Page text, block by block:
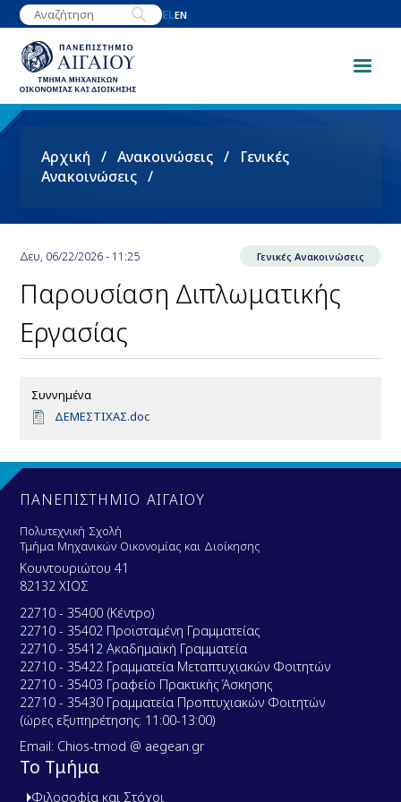
Παράκαμψη
προς
κυρίως
περιεχόμενο
ELEN
Breadcrumb
Αρχική Ανακοινώσεις
Γενικές
Ανακοινώσεις
Δευ, 06/22/2026 - 11:25 Γενικές Ανακοινώσεις
Παρουσίαση Διπλωματικής
Εργασίας
Συννημένα
D
u
e
n
t
ΔΕΜΕΣΤΙΧΑΣ.doc
ΠΑΝΕΠΙΣΤΗΜΙΟ ΑΙΓΑΙΟΥ
Πολυτεχνική Σχολή
Τμήμα Μηχανικών Οικονομίας και Διοίκησης
Κουντουριώτου 41
82132 ΧΙΟΣ
22710 - 35400 (Κέντρο)
22710 - 35402 Προϊσταμένη Γραμματείας
22710 - 35412 Ακαδημαϊκή Γραμματεία
22710 - 35422 Γραμματεία Μεταπτυχιακών Φοιτητών
22710 - 35403 Γραφείο Πρακτικής Άσκησης
22710 - 35430 Γραμματεία Προπτυχιακών Φοιτητών
(ώρες εξυπηρέτησης: 11:00-13:00)
Email: Chios-tmod @ aegean.gr
Το Τμήμα
Φιλοσοφία και Στόχοι